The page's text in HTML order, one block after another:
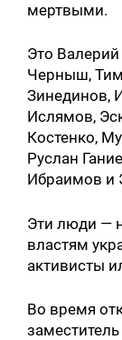
мертвыми.
Это
Черныш,
Зинединов,
Ислямов,
Костенко,
Руслан
Ибраимов и
Эти люди —
властям
активисты
Во время